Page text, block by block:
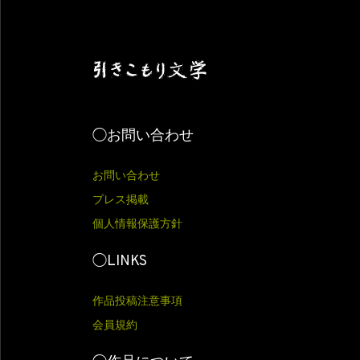
◯お問い合わせ
お問い合わせ
プレス掲載
個人情報保護方針
◯LINKS
作品投稿注意事項
会員規約